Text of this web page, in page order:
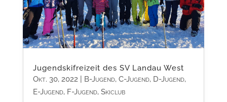
Jugendskifreizeit des SV Landau West
Okt. 30, 2022
B-Jugend, C-Jugend, D-Jugend,
E-Jugend, F-Jugend, Skiclub